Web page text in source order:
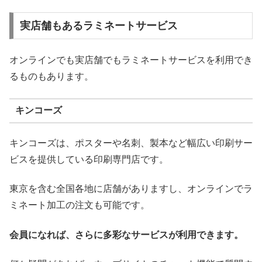
実店舗もあるラミネートサービス
オンラインでも実店舗でもラミネートサービスを利用でき
るものもあります。
キンコーズ
キンコーズは、ポスターや名刺、製本など幅広い印刷サー
ビスを提供している印刷専門店です。
東京を含む全国各地に店舗がありますし、オンラインでラ
ミネート加工の注文も可能です。
会員になれば、さらに多彩なサービスが利用できます。